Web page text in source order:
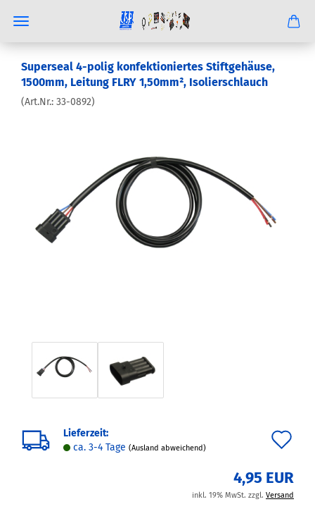
Superseal 4-polig konfektioniertes Stiftgehäuse,
1500mm, Leitung FLRY 1,50mm², Isolierschlauch
(Art.Nr.: 33-0892)
Lieferzeit:
ca. 3-4 Tage (Ausland abweichend)
4,95 EUR
inkl. 19% MwSt. zzgl. Versand